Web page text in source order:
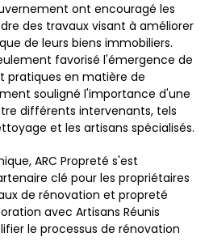
ont encouragé les
des travaux visant à améliorer
de leurs biens immobiliers.
favorisé l'émergence de
pratiques en matière de
souligné l'importance d'une
différents intervenants, tels
et les artisans spécialisés.
ARC Propreté s'est
clé pour les propriétaires
de rénovation et propreté
avec Artisans Réunis
le processus de rénovation